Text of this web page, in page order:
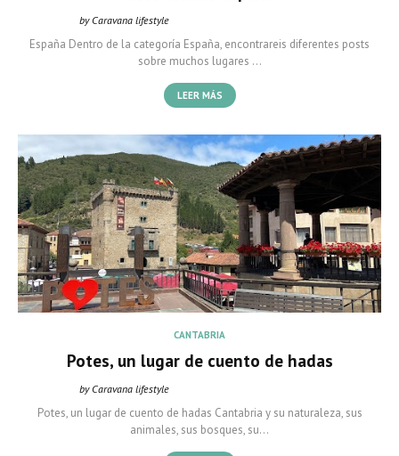
by Caravana lifestyle
España Dentro de la categoría España, encontrareis diferentes posts
sobre muchos lugares …
LEER MÁS
CANTABRIA
Potes, un lugar de cuento de hadas
by Caravana lifestyle
Potes, un lugar de cuento de hadas Cantabria y su naturaleza, sus
animales, sus bosques, su…